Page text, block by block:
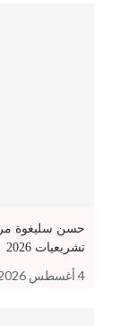
حسن سليغوة
تشريعيات 2026
4 أغسطس 2026 10:57